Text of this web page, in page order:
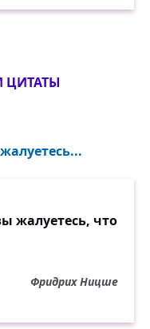
ЦИТАТЫ
жалуетесь, что
Фридрих Ницше